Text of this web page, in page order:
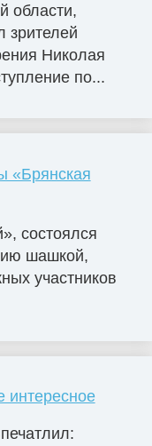
области,
зрителей
Николая
по...
«Брянская
состоялся
шашкой,
участников
интересное